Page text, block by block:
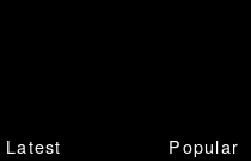
Latest Popular